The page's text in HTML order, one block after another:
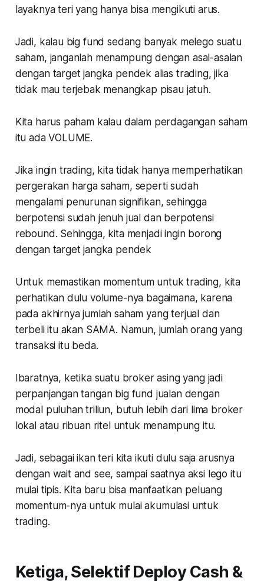
layaknya teri yang hanya bisa mengikuti arus.
Jadi, kalau big fund sedang banyak melego suatu
saham, janganlah menampung dengan asal-asalan
dengan target jangka pendek alias trading, jika
tidak mau terjebak menangkap pisau jatuh.
Kita harus paham kalau dalam perdagangan saham
itu ada VOLUME.
Jika ingin trading, kita tidak hanya memperhatikan
pergerakan harga saham, seperti sudah
mengalami penurunan signifikan, sehingga
berpotensi sudah jenuh jual dan berpotensi
rebound. Sehingga, kita menjadi ingin borong
dengan target jangka pendek
Untuk memastikan momentum untuk trading, kita
perhatikan dulu volume-nya bagaimana, karena
pada akhirnya jumlah saham yang terjual dan
terbeli itu akan SAMA. Namun, jumlah orang yang
transaksi itu beda.
Ibaratnya, ketika suatu broker asing yang jadi
perpanjangan tangan big fund jualan dengan
modal puluhan triliun, butuh lebih dari lima broker
lokal atau ribuan ritel untuk menampung itu.
Jadi, sebagai ikan teri kita ikuti dulu saja arusnya
dengan wait and see, sampai saatnya aksi lego itu
mulai tipis. Kita baru bisa manfaatkan peluang
momentum-nya untuk mulai akumulasi untuk
trading.
Ketiga, Selektif Deploy Cash &